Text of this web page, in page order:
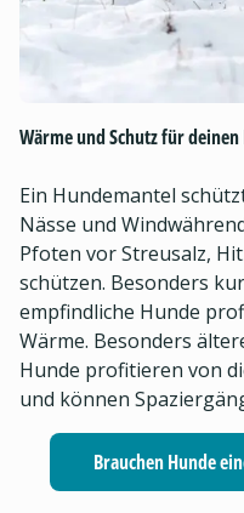
Wärme und Schutz für deinen
Ein Hundemantel
Nässe und
Pfoten vor Streusalz,
schützen. Besonders
empfindliche Hunde
Wärme. Besonders
Hunde profitieren von
und können
Brauchen Hunde